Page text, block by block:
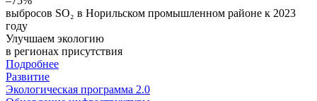
выбросов SO₂ в Норильском промышленном районе к 2023
году
Улучшаем экологию
в регионах присутствия
Подробнее
Развитие
Экологическая программа 2.0